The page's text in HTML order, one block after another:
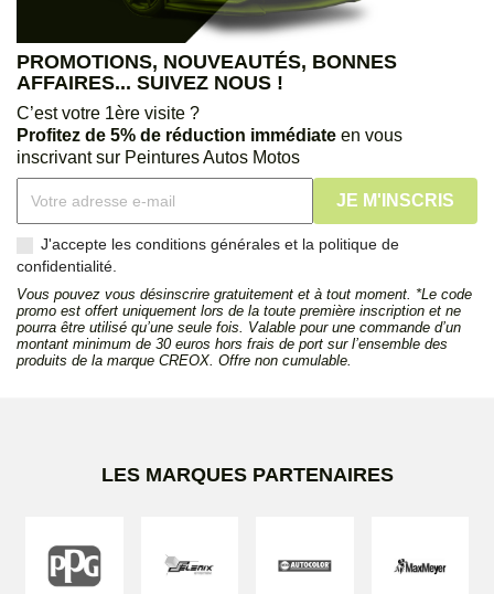
PROMOTIONS, NOUVEAUTÉS, BONNES
AFFAIRES... SUIVEZ NOUS !
C’est votre 1ère visite ?
Profitez de 5% de réduction immédiate en vous
inscrivant sur Peintures Autos Motos
J'accepte les conditions générales et la politique de
confidentialité.
Vous pouvez vous désinscrire gratuitement et à tout moment. *Le code
promo est offert uniquement lors de la toute première inscription et ne
pourra être utilisé qu’une seule fois. Valable pour une commande d’un
montant minimum de 30 euros hors frais de port sur l’ensemble des
produits de la marque CREOX. Offre non cumulable.
LES MARQUES PARTENAIRES